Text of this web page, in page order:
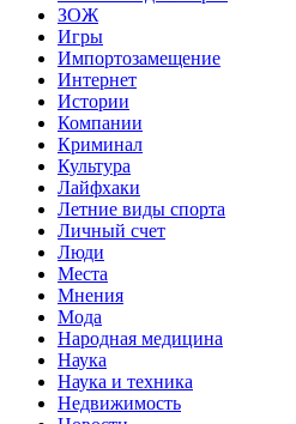
ЗОЖ
Игры
Импортозамещение
Интернет
Истории
Компании
Криминал
Культура
Лайфхаки
Летние виды спорта
Личный счет
Люди
Места
Мнения
Мода
Народная медицина
Наука
Наука и техника
Недвижимость